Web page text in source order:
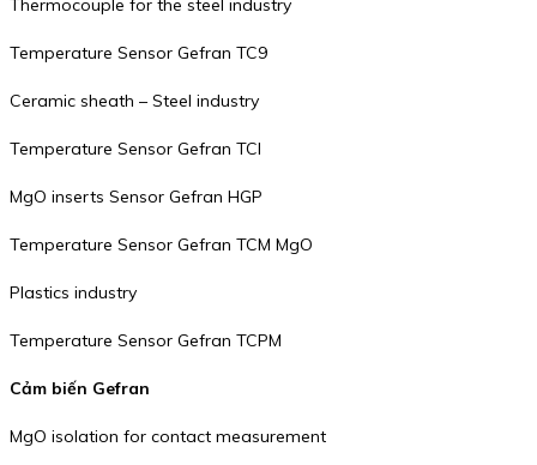
Temperature Sensor Gefran TC9
Ceramic sheath – Steel industry
Temperature Sensor Gefran TCI
MgO inserts Sensor Gefran HGP
Temperature Sensor Gefran TCM MgO
Plastics industry
Temperature Sensor Gefran TCPM
Cảm biến Gefran
MgO isolation for contact measurement